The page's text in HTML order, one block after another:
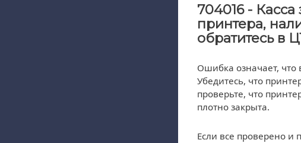
704016 -
принтера,
обратитесь в
Ошибка означает, что
Убедитесь, что
проверьте, что
плотно закрыта.
Если все проверено и